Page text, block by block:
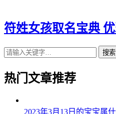
符姓女孩取名宝典
搜索
热门文章推荐
2023年3月13日的宝宝属